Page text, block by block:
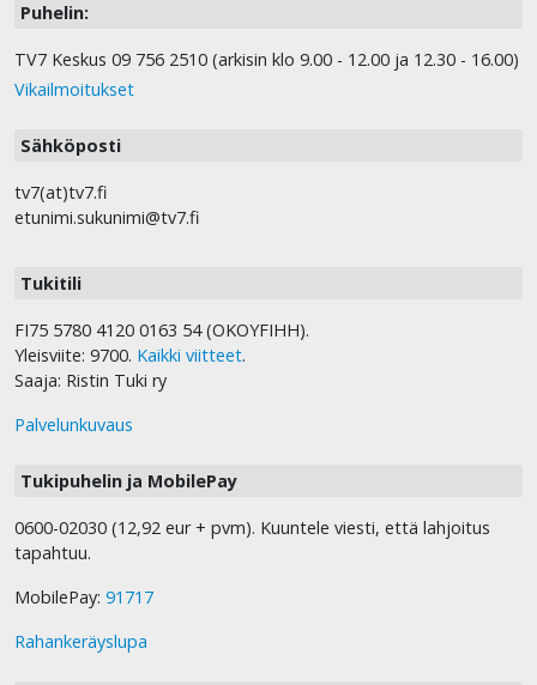
Puhelin:
TV7 Keskus 09 756 2510 (arkisin klo 9.00 - 12.00 ja 12.30 - 16.00)
Vikailmoitukset
Sähköposti
tv7(at)tv7.fi
etunimi.sukunimi@tv7.fi
Tukitili
FI75 5780 4120 0163 54 (OKOYFIHH).
Yleisviite: 9700. Kaikki viitteet.
Saaja: Ristin Tuki ry
Palvelunkuvaus
Tukipuhelin ja MobilePay
0600-02030 (12,92 eur + pvm). Kuuntele viesti, että lahjoitus
tapahtuu.
MobilePay: 91717
Rahankeräyslupa